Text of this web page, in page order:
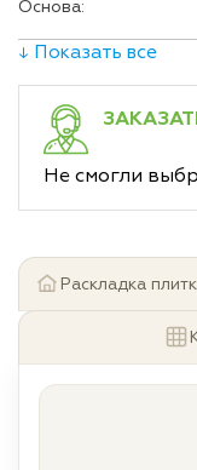
Основа:
↓ Показать все
Не смогли
Раскладка